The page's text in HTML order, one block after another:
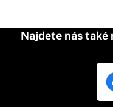
Najdete nás